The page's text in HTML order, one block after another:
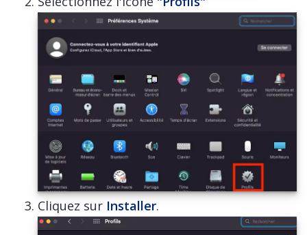
Cliquez sur Installer.